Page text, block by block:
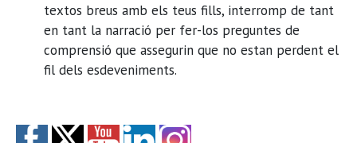
textos breus amb els teus fills, interromp de tant
en tant la narració per fer-los preguntes de
comprensió que assegurin que no estan perdent el
fil dels esdeveniments.